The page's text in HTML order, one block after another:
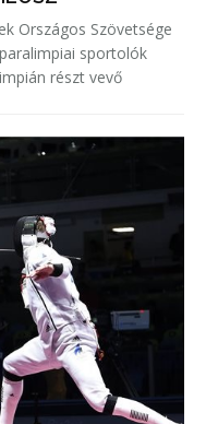
Országos Szövetsége
sportolók
részt vevő